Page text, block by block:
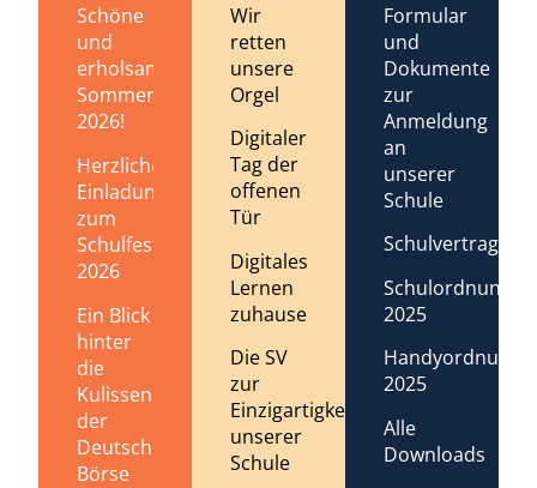
Schöne
und
erholsame
Sommerferien
2026!
Herzliche
Einladung
zum
Schulfest
2026
Ein Blick
hinter
die
Kulissen
der
Deutschen
Börse
Wir
retten
unsere
Orgel
Digitaler
Tag der
offenen
Tür
Digitales
Lernen
zuhause
Die SV
zur
Einzigartigkeit
unserer
Schule
Formular
und
Dokumente
zur
Anmeldung
an
unserer
Schule
Schulvertrag
Schulordnung
2025
Handyordnung
2025
Alle
Downloads